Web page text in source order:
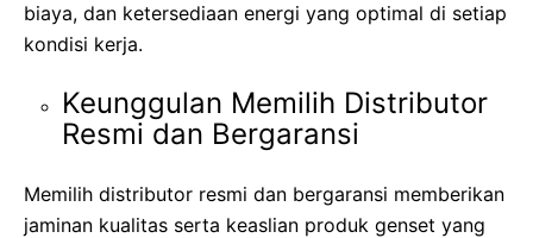
biaya, dan ketersediaan energi yang optimal di setiap
kondisi kerja.
Keunggulan Memilih Distributor
Resmi dan Bergaransi
Memilih distributor resmi dan bergaransi memberikan
jaminan kualitas serta keaslian produk genset yang